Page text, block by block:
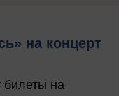
на концерт
билеты на